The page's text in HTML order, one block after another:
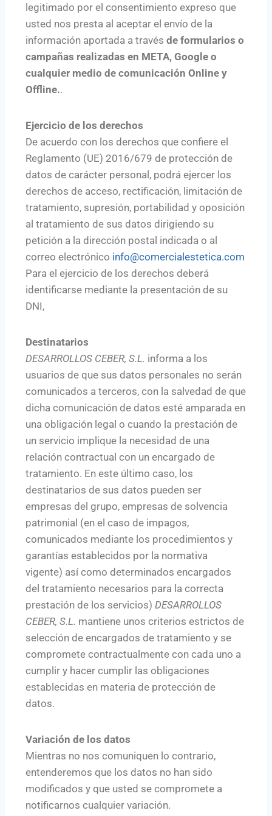
legitimado por el consentimiento expreso que
usted nos presta al aceptar el envío de la
información aportada a través de formularios o
campañas realizadas en META, Google o
cualquier medio de comunicación Online y
Offline..
Ejercicio de los derechos
De acuerdo con los derechos que confiere el
Reglamento (UE) 2016/679 de protección de
datos de carácter personal, podrá ejercer los
derechos de acceso, rectificación, limitación de
tratamiento, supresión, portabilidad y oposición
al tratamiento de sus datos dirigiendo su
petición a la dirección postal indicada o al
correo electrónico info@comercialestetica.com
Para el ejercicio de los derechos deberá
identificarse mediante la presentación de su
DNI,
Destinatarios
DESARROLLOS CEBER, S.L. informa a los
usuarios de que sus datos personales no serán
comunicados a terceros, con la salvedad de que
dicha comunicación de datos esté amparada en
una obligación legal o cuando la prestación de
un servicio implique la necesidad de una
relación contractual con un encargado de
tratamiento. En este último caso, los
destinatarios de sus datos pueden ser
empresas del grupo, empresas de solvencia
patrimonial (en el caso de impagos,
comunicados mediante los procedimientos y
garantías establecidos por la normativa
vigente) así como determinados encargados
del tratamiento necesarios para la correcta
prestación de los servicios) DESARROLLOS
CEBER, S.L. mantiene unos criterios estrictos de
selección de encargados de tratamiento y se
compromete contractualmente con cada uno a
cumplir y hacer cumplir las obligaciones
establecidas en materia de protección de
datos.
Variación de los datos
Mientras no nos comuniquen lo contrario,
entenderemos que los datos no han sido
modificados y que usted se compromete a
notificarnos cualquier variación.